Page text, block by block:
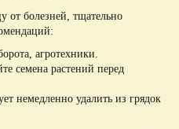
от болезней, тщательно
агротехники.
семена растений перед
немедленно удалить из грядок